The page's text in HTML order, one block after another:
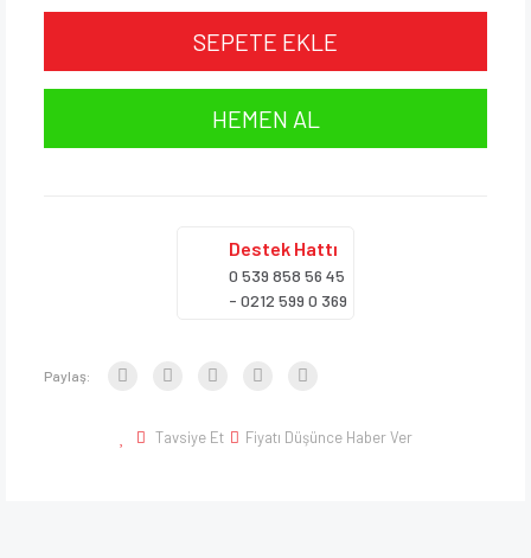
SEPETE EKLE
HEMEN AL
Destek Hattı
0 539 858 56 45
- 0212 599 0 369
Paylaş:
Tavsiye Et Fiyatı Düşünce Haber Ver